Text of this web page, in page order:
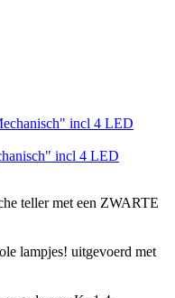
incl 4 LED
teller met een ZWARTE
lampjes! uitgevoerd met